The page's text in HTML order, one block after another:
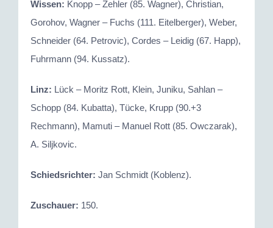
Wissen: Knopp – Zehler (85. Wagner), Christian,
Gorohov, Wagner – Fuchs (111. Eitelberger), Weber,
Schneider (64. Petrovic), Cordes – Leidig (67. Happ),
Fuhrmann (94. Kussatz).
Linz: Lück – Moritz Rott, Klein, Juniku, Sahlan –
Schopp (84. Kubatta), Tücke, Krupp (90.+3
Rechmann), Mamuti – Manuel Rott (85. Owczarak),
A. Siljkovic.
Schiedsrichter: Jan Schmidt (Koblenz).
Zuschauer: 150.